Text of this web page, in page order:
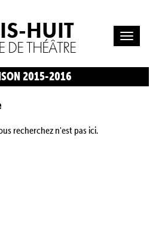
HUIT
THÉÂTRE
2015-2016
recherchez n'est pas ici.